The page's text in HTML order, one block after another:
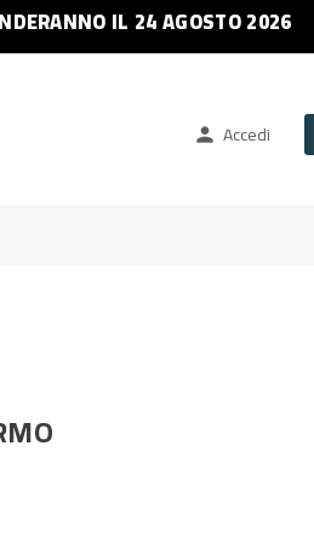
IL 24 AGOSTO 2026
 Accedi